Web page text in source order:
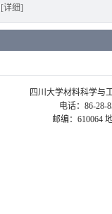
[详细]
四川大学材料科学与
电话：86-28-
邮编：610064